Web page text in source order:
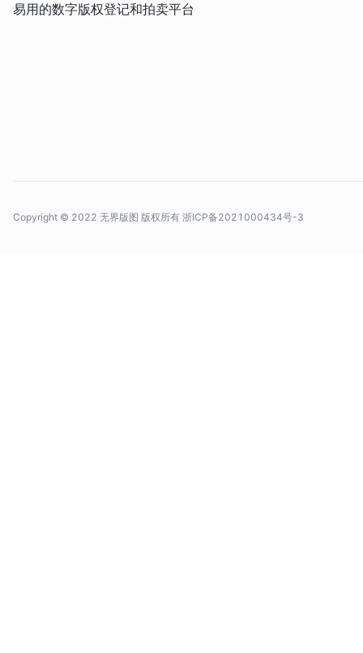
易用的数字版权登记和拍卖平台
Copyright © 2022 无界版图 版权所有 浙ICP备2021000434号-3